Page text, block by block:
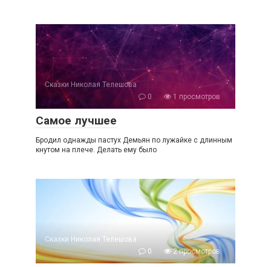
Сказки Николая Телешова
0
1 просмотров
Самое лучшее
Бродил однажды пастух Демьян по лужайке с длинным
кнутом на плече. Делать ему было
Сказки Николая Телешова
0
2 просмотров